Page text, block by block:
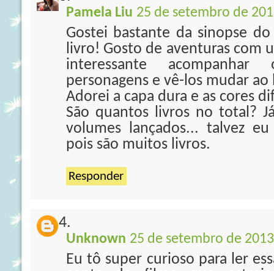
Pamela Liu 25 de setembro de
Gostei bastante da sinopse
livro! Gosto de aventuras com
interessante
personagens e vê-los mudar
Adorei a capa dura e as cores
São quantos livros no total?
volumes lançados... talvez
pois são muitos livros.
Responder
Unknown 25 de setembro de
Eu tô super curioso para ler